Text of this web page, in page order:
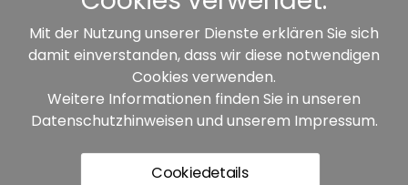
Unsere Partner:
Mit der Nutzung unserer Dienste erklären Sie sich
damit einverstanden, dass wir diese notwendigen
Cookies verwenden.
Weitere Informationen finden Sie in unseren
Datenschutzhinweisen und unserem Impressum.
Cookiedetails